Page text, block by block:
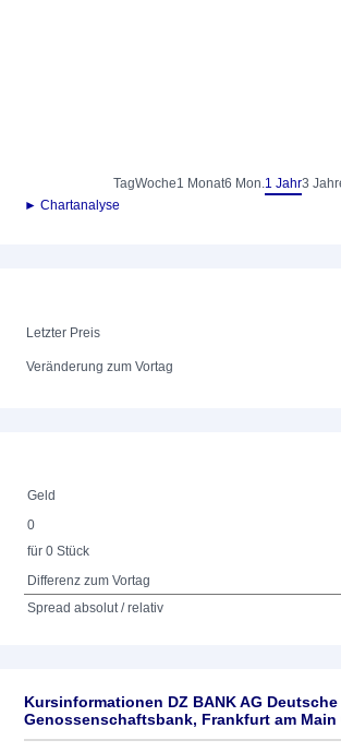
TagWoche1 Monat6 Mon.1 Jahr3
► Chartanalyse
Letzter Preis
Veränderung zum Vortag
Geld
0
für 0 Stück
Differenz zum Vortag
Spread absolut / relativ
Kursinformationen DZ BANK AG
Genossenschaftsbank, Frankfurt am Main